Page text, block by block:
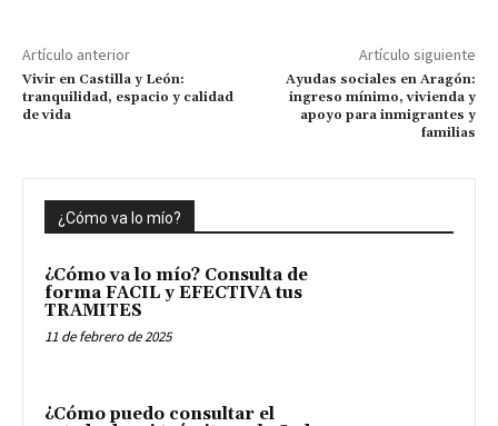
Artículo anterior
Vivir en Castilla y León:
tranquilidad, espacio y calidad
de vida
Artículo siguiente
Ayudas sociales en Aragón:
ingreso mínimo, vivienda y
apoyo para inmigrantes y
familias
¿Cómo va lo mío?
¿Cómo va lo mío? Consulta de
forma FACIL y EFECTIVA tus
TRAMITES
11 de febrero de 2025
¿Cómo puedo consultar el